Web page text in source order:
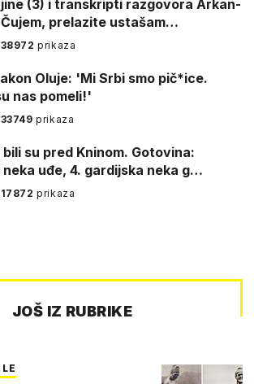
(3) i transkripti razgovora Arkan-
prelazite ustašam…
prikaza
Oluje: 'Mi Srbi smo pič*ice.
nas pomeli!'
prikaza
Gotovina:
neka uđe, 4. gardijska neka g…
prikaza
JOŠ IZ RUBRIKE